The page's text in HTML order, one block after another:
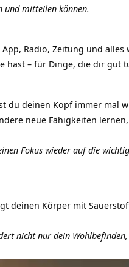
und mitteilen können.
Radio, Zeitung und alles
hast – für Dinge, die dir gut
du deinen Kopf immer mal
neue Fähigkeiten
Fokus wieder auf die
deinen Körper mit
nicht nur dein